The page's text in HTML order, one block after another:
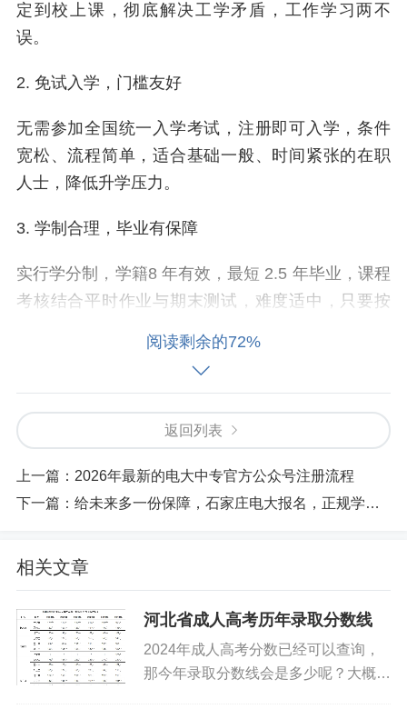
定到校上课，彻底解决工学矛盾，工作学习两不
误。
2. 免试入学，门槛友好
无需参加全国统一入学考试，注册即可入学，条件
宽松、流程简单，适合基础一般、时间紧张的在职
人士，降低升学压力。
3. 学制合理，毕业有保障
实行学分制，学籍8 年有效，最短 2.5 年毕业，课程
考核结合平时作业与期末测试，难度适中，只要按
开设本科、专科两大层次，涵盖行政管理、工商管
理、会计学、护理学、药学、学前教育、计算机等6
0 + 热门专业，满足不同行业职场人的提升需求。
毕业证书由国家开放大学统一颁发，教育部电子注
册，学信网（www.chsi.com.cn）终身可查，属于国
民教育系列正规学历，与全日制学历具有同等法律
效力，可用于求职、加薪、考研、考公、评职称、
积分落户等。
阅读剩余的72%
返回列表
上一篇： 2026年最新的电大中专官方公众号注册流程
下一篇： 给未来多一份保障，石家庄电大报名，正规学历全网可查
相关文章
河北省成人高考历年录取分数线
2024年成人高考分数已经可以查询，
那今年录取分数线会是多少呢？大概到